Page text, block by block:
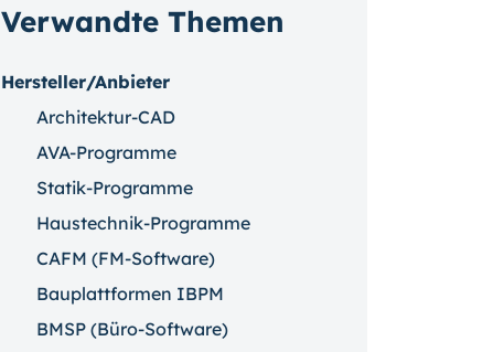
Verwandte Themen
Hersteller/Anbieter
Architektur-CAD
AVA-Programme
Statik-Programme
Haustechnik-Programme
CAFM (FM-Software)
Bauplattformen IBPM
BMSP (Büro-Software)